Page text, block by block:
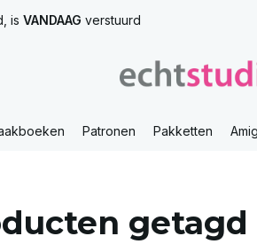
is VANDAAG verstuurd
Patronen Pakketten